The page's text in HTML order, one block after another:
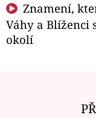
Znamení,
Váhy a Blíženci
okolí